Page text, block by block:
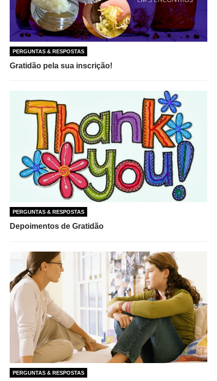
PERGUNTAS & RESPOSTAS
Gratidão pela sua inscrição!
PERGUNTAS & RESPOSTAS
Depoimentos de Gratidão
PERGUNTAS & RESPOSTAS